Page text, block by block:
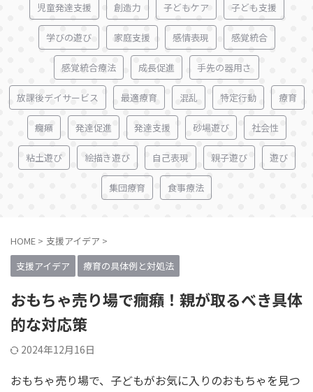
児童発達支援 創造力 子どもケア 子ども支援
学びの遊び 家庭支援 感情表現 感覚統合
感覚統合療法 成長促進 手先の器用さ
放課後デイサービス 最適療育 混乱 特定行動 療育
癇癪 発達促進 発達支援 砂場遊び 社会性
粘土遊び 絵描き遊び 自己表現 親子遊び 遊び
集団療育 食事療法
HOME > 支援アイデア >
支援アイデア
療育の具体例と対処法
おもちゃ売り場で癇癪！親が取るべき具体
的な対応策
2024年12月16日
おもちゃ売り場で、子どもがお気に入りのおもちゃを見つ